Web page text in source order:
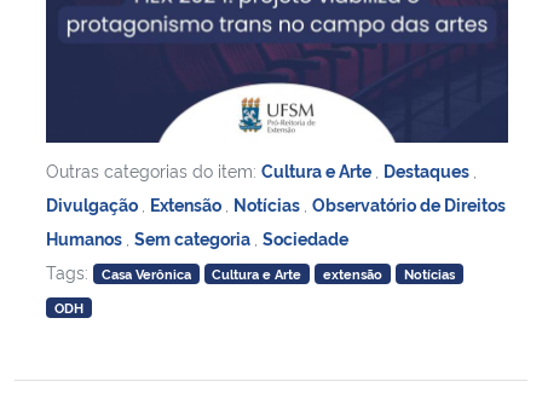
Outras categorias do item: Cultura e Arte Destaques
Divulgação Extensão Notícias Observatório de Direitos
Humanos Sem categoria Sociedade
Tags:
Casa Verônica Cultura e Arte extensão
Notícias
ODH